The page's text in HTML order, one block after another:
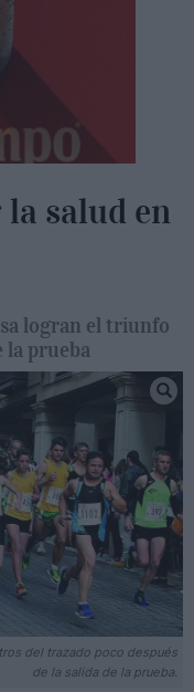
salud en
logran el triunfo
la prueba
del trazado poco después
de la salida de la prueba.